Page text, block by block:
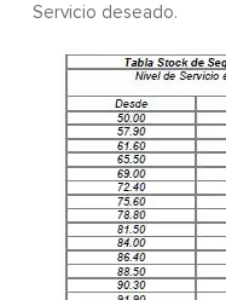
Servicio deseado.